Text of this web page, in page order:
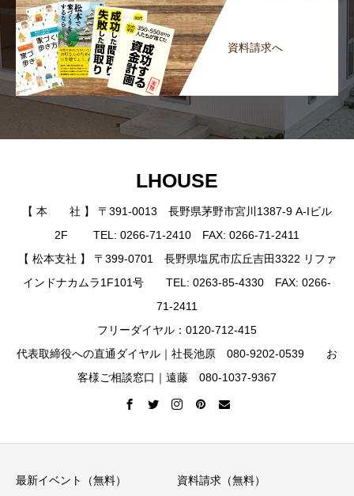
資料請求へ
LHOUSE
【 本 社 】 〒391-0013 長野県茅野市宮川1387-9 A-Iビル
2F TEL: 0266-71-2410 FAX: 0266-71-2411
【 松本支社 】 〒399-0701 長野県塩尻市広丘吉田3322 リファ
インドナカムラ1F101号 TEL: 0263-85-4330 FAX: 0266-
71-2411
フリーダイヤル：0120-712-415
代表取締役への直通ダイヤル｜社長池原 080-9202-0539 お
客様ご相談窓口｜遠藤 080-1037-9367
最新イベント（無料） 資料請求（無料）